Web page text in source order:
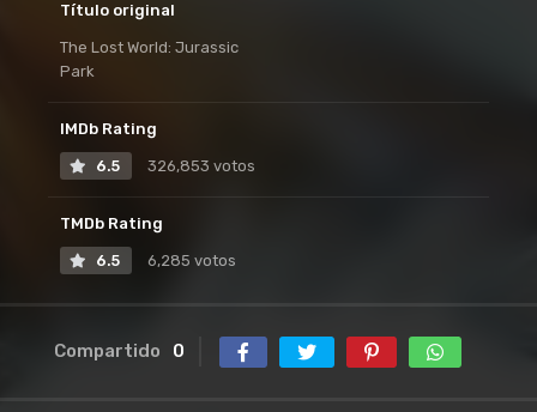
Título original
The Lost World: Jurassic
Park
IMDb Rating
6.5 326,853 votos
TMDb Rating
6.5 6,285 votos
Compartido 0